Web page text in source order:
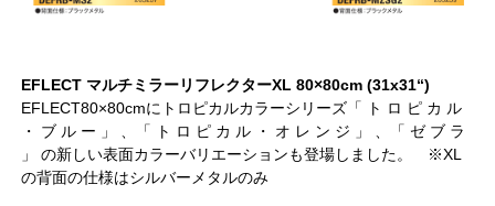
EFLECT マルチミラーリフレクターXL 80×80cm (31x31“)
EFLECT80×80cmにトロピカルカラーシリーズ「 ト ロ ピ カ ル
・ ブ ル ー 」 、「 ト ロ ピ カ ル ・ オ レ ン ジ 」 、「 ゼ ブ ラ
」 の新しい表面カラーバリエーションも登場しました。 ※XL
の背面の仕様はシルバーメタルのみ